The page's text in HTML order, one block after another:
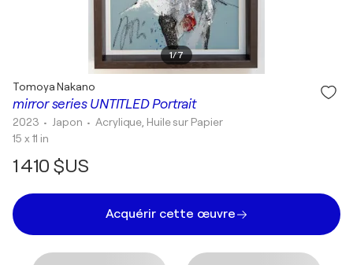
1/7
mirror series UNTITLED Portrait
Tomoya Nakano
2023 • Japon •Acrylique, Huile sur Papier
15 x 11 in
1 410 $US
Acquérir cette œuvre